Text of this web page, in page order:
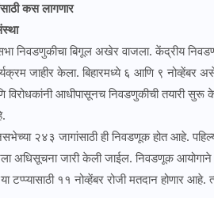
कस लागणार
निवडणुकीचा बिगूल अखेर वाजला. केंद्रीय
जाहीर केला. बिहारमध्ये ६ आणि ९ नोव्हेंबर
विरोधकांनी आधीपासूनच निवडणुकीची तयारी
२४३ जागांसाठी ही निवडणूक होत आहे.
अधिसूचना जारी केली जाईल. निवडणूक आयोगाने
११ नोव्हेंबर रोजी मतदान होणार आहे.